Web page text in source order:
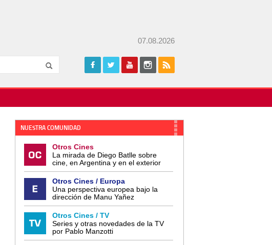
07.08.2026
NUESTRA COMUNIDAD
Otros Cines
La mirada de Diego Batlle sobre
cine, en Argentina y en el exterior
Otros Cines / Europa
Una perspectiva europea bajo la
dirección de Manu Yañez
Otros Cines / TV
Series y otras novedades de la TV
por Pablo Manzotti